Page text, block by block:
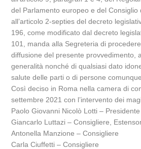
del Parlamento europeo e del Consiglio
all’articolo 2-septies del decreto
196, come modificato dal decreto
101, manda alla Segreteria di
diffusione del presente provvedimento,
generalità nonché di qualsiasi dato
salute delle parti o di persone
Così deciso in Roma nella camera di
settembre 2021 con l’intervento dei
Paolo Giovanni Nicolò Lotti –
Giancarlo Luttazi – Consigliere,
Antonella Manzione – Consigliere
Carla Ciuffetti – Consigliere